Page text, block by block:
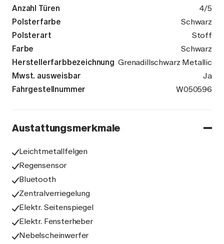
Anzahl Türen
4/5
Polsterfarbe
Schwarz
Polsterart
Stoff
Farbe
Schwarz
Herstellerfarbbezeichnung Grenadillschwarz Metallic
Mwst. ausweisbar
Ja
Fahrgestellnummer
WVWZZZCD7RW050596
Austattungsmerkmale
Leichtmetallfelgen
Regensensor
Bluetooth
Zentralverriegelung
Elektr. Seitenspiegel
Elektr. Fensterheber
Nebelscheinwerfer